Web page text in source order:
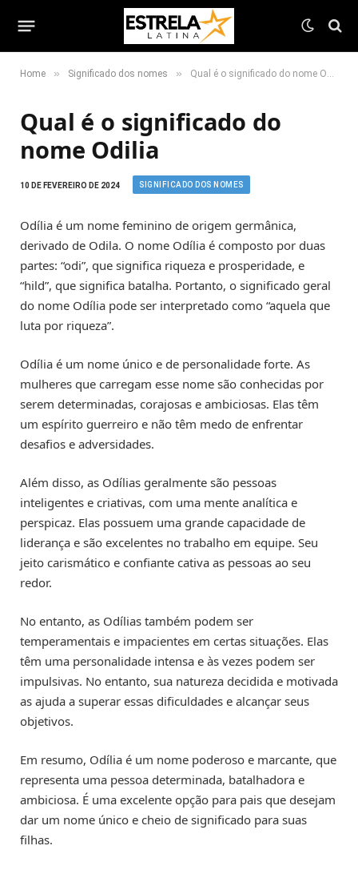
Home » Significado dos nomes » Qual é o significado do nome Odilia
Qual é o significado do
nome Odilia
10 DE FEVEREIRO DE 2024 SIGNIFICADO DOS NOMES
Odília é um nome feminino de origem germânica,
derivado de Odila. O nome Odília é composto por duas
partes: “odi”, que significa riqueza e prosperidade, e
“hild”, que significa batalha. Portanto, o significado geral
do nome Odília pode ser interpretado como “aquela que
luta por riqueza”.
Odília é um nome único e de personalidade forte. As
mulheres que carregam esse nome são conhecidas por
serem determinadas, corajosas e ambiciosas. Elas têm
um espírito guerreiro e não têm medo de enfrentar
desafios e adversidades.
Além disso, as Odílias geralmente são pessoas
inteligentes e criativas, com uma mente analítica e
perspicaz. Elas possuem uma grande capacidade de
liderança e são excelentes no trabalho em equipe. Seu
jeito carismático e confiante cativa as pessoas ao seu
redor.
No entanto, as Odílias também podem ser
temperamentais e impacientes em certas situações. Elas
têm uma personalidade intensa e às vezes podem ser
impulsivas. No entanto, sua natureza decidida e motivada
as ajuda a superar essas dificuldades e alcançar seus
objetivos.
Em resumo, Odília é um nome poderoso e marcante, que
representa uma pessoa determinada, batalhadora e
ambiciosa. É uma excelente opção para pais que desejam
dar um nome único e cheio de significado para suas
filhas.